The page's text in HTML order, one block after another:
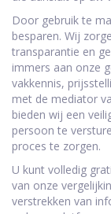
Door gebruik te
besparen. Wij
transparantie en
immers aan onze
vakkennis,
met de mediator
bieden wij een
persoon te
proces te zorgen.
U kunt volledig
van onze
verstrekken van